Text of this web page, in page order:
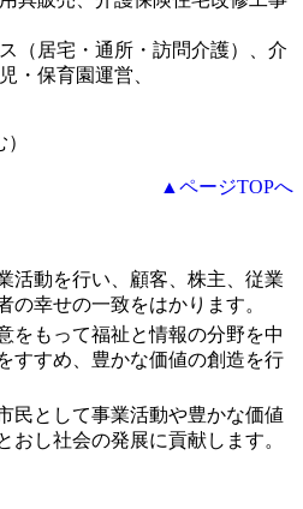
（居宅・通所・訪問介護）、介
・保育園運営、
▲ページTOPへ
活動を行い、顧客、株主、従業
の幸せの一致をはかります。
をもって福祉と情報の分野を中
すすめ、豊かな価値の創造を行
民として事業活動や豊かな価値
おし社会の発展に貢献します。